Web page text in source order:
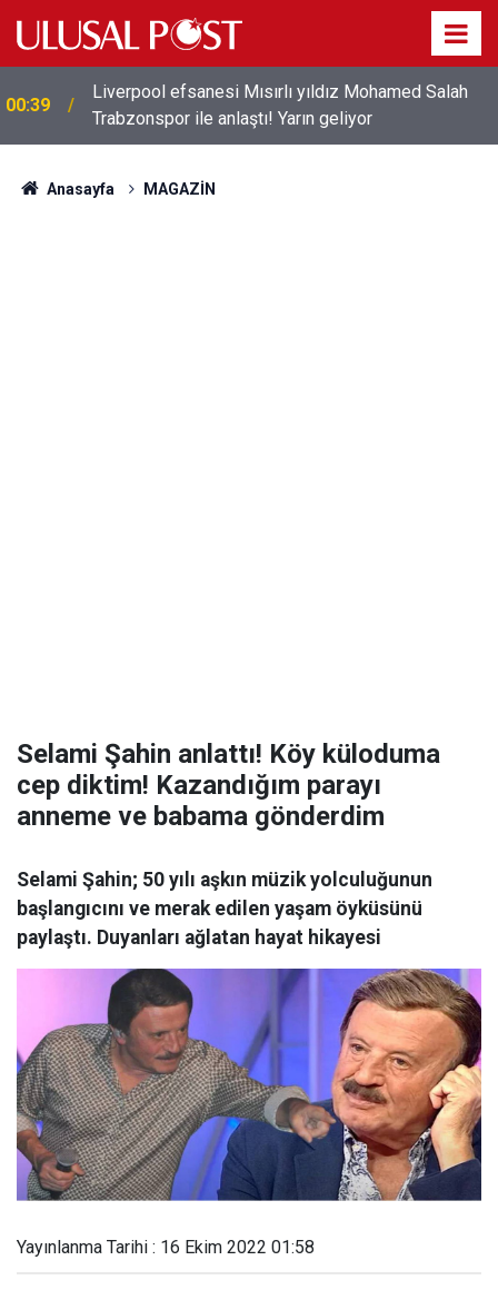
00:39
Liverpool efsanesi Mısırlı yıldız Mohamed Salah
Trabzonspor ile anlaştı! Yarın geliyor
Anasayfa MAGAZİN
Selami Şahin anlattı! Köy küloduma
cep diktim! Kazandığım parayı
anneme ve babama gönderdim
Selami Şahin; 50 yılı aşkın müzik yolculuğunun
başlangıcını ve merak edilen yaşam öyküsünü
paylaştı. Duyanları ağlatan hayat hikayesi
Yayınlanma Tarihi : 16 Ekim 2022 01:58